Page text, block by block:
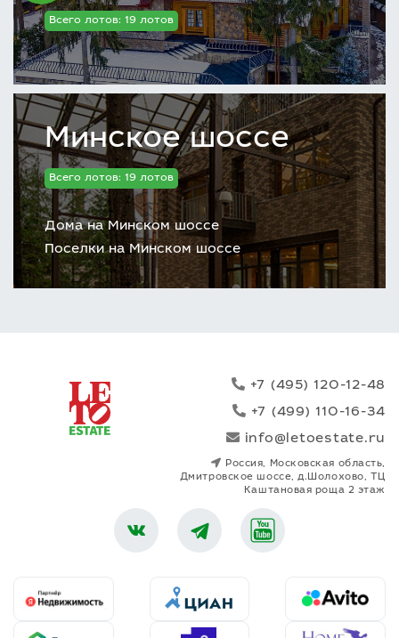
Всего лотов: 19 лотов
Минское шоссе
Всего лотов: 19 лотов
Дома на Минском шоссе
Поселки на Минском шоссе
+7 (495) 120-12-48
+7 (499) 110-16-34
info@letoestate.ru
Россия, Московская область,
Дмитровское шоссе, д.Шолохово, ТЦ
Каштановая роща 2 этаж